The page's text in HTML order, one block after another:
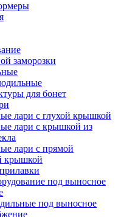
заморозки
для бонет
лари с глухой крышкой
лари с крышкой из
лари с прямой
крышкой
под выносное
под выносное